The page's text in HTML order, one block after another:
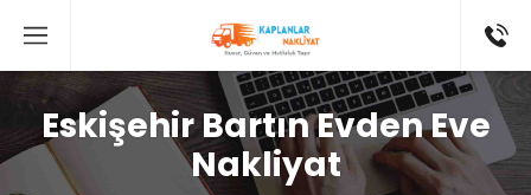
Eskişehir Bartın Evden Eve
Nakliyat